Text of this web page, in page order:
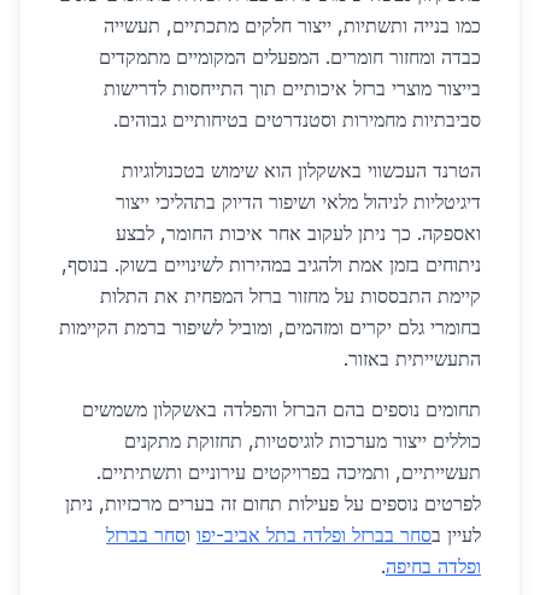
כמו בנייה ותשתיות, ייצור חלקים מתכתיים, תעשייה
כבדה ומחזור חומרים. המפעלים המקומיים מתמקדים
בייצור מוצרי ברזל איכותיים תוך התייחסות לדרישות
סביבתיות מחמירות וסטנדרטים בטיחותיים גבוהים.
הטרנד העכשווי באשקלון הוא שימוש בטכנולוגיות
דיגיטליות לניהול מלאי ושיפור הדיוק בתהליכי ייצור
ואספקה. כך ניתן לעקוב אחר איכות החומר, לבצע
ניתוחים בזמן אמת ולהגיב במהירות לשינויים בשוק. בנוסף,
קיימת התבססות על מחזור ברזל המפחית את התלות
בחומרי גלם יקרים ומזהמים, ומוביל לשיפור ברמת הקיימות
התעשייתית באזור.
תחומים נוספים בהם הברזל והפלדה באשקלון משמשים
כוללים ייצור מערכות לוגיסטיות, תחזוקת מתקנים
תעשייתיים, ותמיכה בפרויקטים עירוניים ותשתיתיים.
לפרטים נוספים על פעילות תחום זה בערים מרכזיות, ניתן
לעיין בסחר בברזל ופלדה בתל אביב-יפו וסחר בברזל
ופלדה בחיפה.